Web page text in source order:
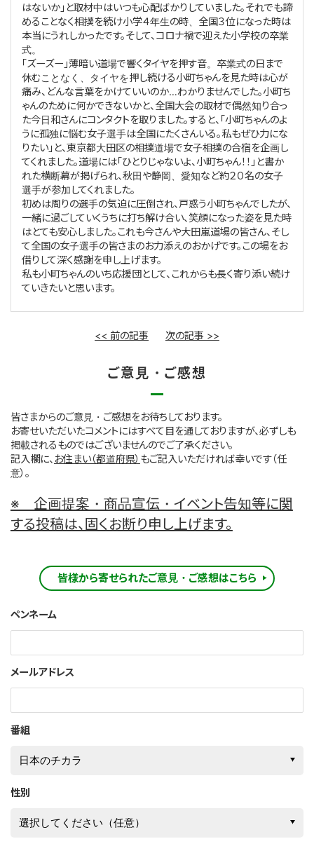
はないか」と取材中はいつも心配ばかりしていました。それでも諦
めることなく相撲を続け小学４年生の時、全国３位になった時は
本当にうれしかったです。そして、コロナ禍で迎えた小学校の卒業
式。
「ズーズー」薄暗い道場で響くタイヤを押す音。卒業式の日まで
休むことなく、タイヤを押し続ける小町ちゃんを見た時は心が
痛み、どんな言葉をかけていいのか…わかりませんでした。小町ち
ゃんのために何かできないかと、全国大会の取材で偶然知り合っ
た今日和さんにコンタクトを取りました。すると、「小町ちゃんのよ
うに孤独に悩む女子選手は全国にたくさんいる。私もぜひ力にな
りたい」と、東京都大田区の相撲道場で女子相撲の合宿を企画し
てくれました。道場には「ひとりじゃないよ、小町ちゃん！！」と書か
れた横断幕が掲げられ、秋田や静岡、愛知など約２０名の女子
選手が参加してくれました。
初めは周りの選手の気迫に圧倒され、戸惑う小町ちゃんでしたが、
一緒に過ごしていくうちに打ち解け合い、笑顔になった姿を見た時
はとても安心しました。これも今さんや大田嵐道場の皆さん、そし
て全国の女子選手の皆さまのお力添えのおかげです。この場をお
借りして深く感謝を申し上げます。
私も小町ちゃんのいち応援団として、これからも長く寄り添い続け
ていきたいと思います。
<< 前の記事 次の記事 >>
ご意見・ご感想
皆さまからのご意見・ご感想をお待ちしております。
お寄せいただいたコメントにはすべて目を通しておりますが、必ずしも
掲載されるものではございませんのでご了承ください。
記入欄に、 お住まい（都道府県） もご記入いただければ幸いです（任
意）。
※ 企画提案・商品宣伝・イベント告知等に関
する投稿は、固くお断り申し上げます。
皆様から寄せられたご意見・ご感想はこちら
ペンネーム
メールアドレス
番組
性別